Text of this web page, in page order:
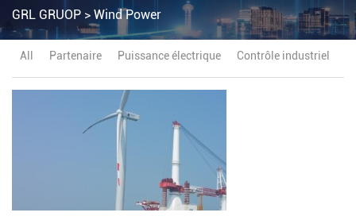
GRL GRUOP > Wind Power
All Partenaire Puissance électrique Contrôle industriel